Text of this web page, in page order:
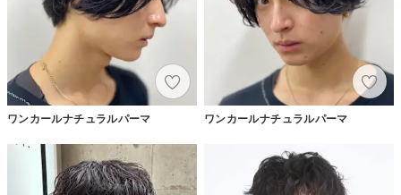
ワンカールナチュラルパーマ ワンカールナチュラルパーマ